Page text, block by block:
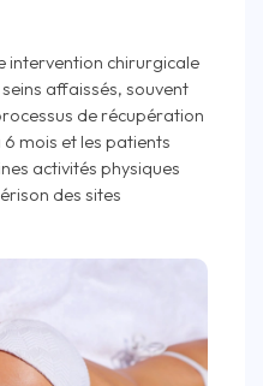
intervention chirurgicale
affaissés, souvent
de récupération
mois et les patients
activités physiques
des sites